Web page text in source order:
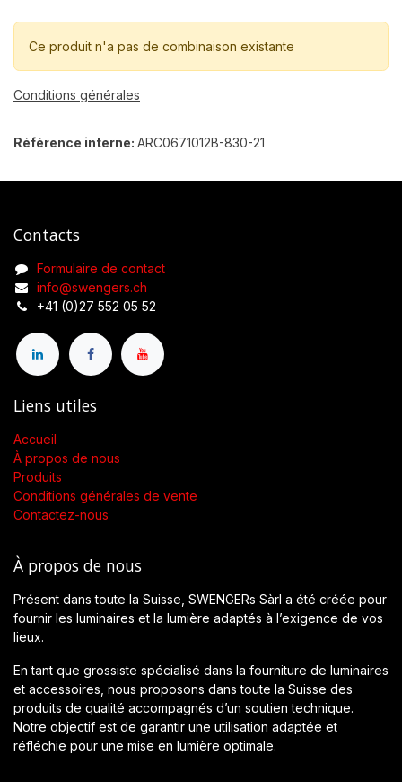
Ce produit n'a pas de combinaison existante
Conditions générales
Référence interne: ARC0671012B-830-21
Contacts
Formulaire de contact
info@swengers.ch
+41 (0)27 552 05 52
Liens utiles
Accueil
À propos de nous
Produits
Conditions générales de vente
Contactez-nous
À propos de nous
Présent dans toute la Suisse, SWENGERs Sàrl a été créée pour
fournir les luminaires et la lumière adaptés à l’exigence de vos
lieux.
En tant que grossiste spécialisé dans la fourniture de luminaires
et accessoires, nous proposons dans toute la Suisse des
produits de qualité accompagnés d’un soutien technique.
Notre objectif est de garantir une utilisation adaptée et
réfléchie pour une mise en lumière optimale.